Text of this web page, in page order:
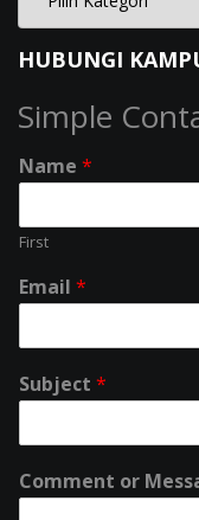
HUBUNGI
Simple
Name *
First
Email *
Subject *
Comment or